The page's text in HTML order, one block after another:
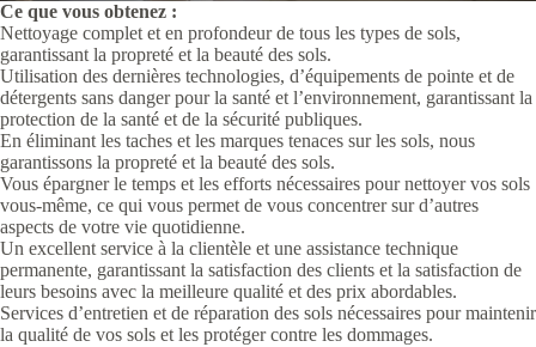
Ce que vous obtenez :
Nettoyage complet et en profondeur de tous les types de sols,
garantissant la propreté et la beauté des sols.
Utilisation des dernières technologies, d’équipements de pointe et de
détergents sans danger pour la santé et l’environnement, garantissant la
protection de la santé et de la sécurité publiques.
En éliminant les taches et les marques tenaces sur les sols, nous
garantissons la propreté et la beauté des sols.
Vous épargner le temps et les efforts nécessaires pour nettoyer vos sols
vous-même, ce qui vous permet de vous concentrer sur d’autres
aspects de votre vie quotidienne.
Un excellent service à la clientèle et une assistance technique
permanente, garantissant la satisfaction des clients et la satisfaction de
leurs besoins avec la meilleure qualité et des prix abordables.
Services d’entretien et de réparation des sols nécessaires pour maintenir
la qualité de vos sols et les protéger contre les dommages.